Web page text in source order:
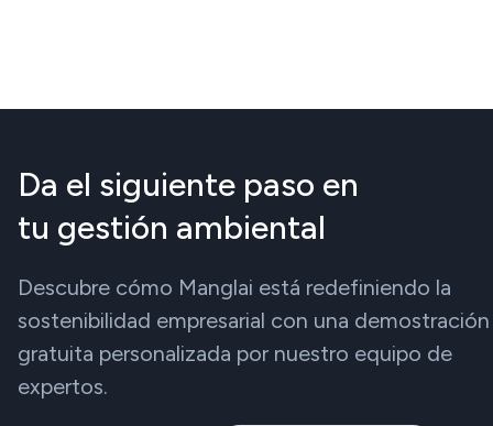
Da el siguiente paso en
tu gestión ambiental
Descubre cómo Manglai está redefiniendo la
sostenibilidad empresarial con una demostración
gratuita personalizada por nuestro equipo de
expertos.